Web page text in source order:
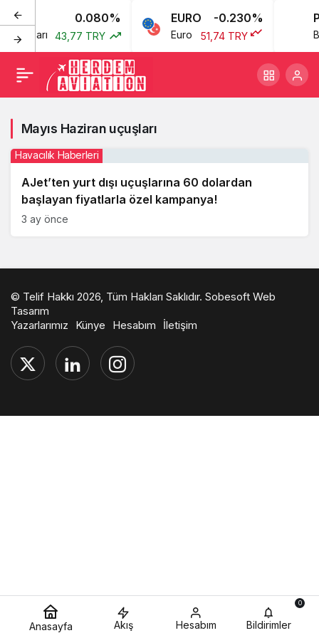
0.080%
Doları 43,77 TRY
EURO -0.230%
Euro 51,74 TRY
Mayıs Haziran uçuşları
AJet’ten yurt dışı uçuşlarına 60 dolardan
başlayan fiyatlarla özel kampanya!
Havacılık Haberleri
3 ay önce
© Telif Hakkı 2026, Tüm Hakları Saklıdır. Sobesoft Web
Tasarım
Yazarlarımız
Künye Hesabım İletişim
Anasayfa Akış Hesabım Bildirimler
0